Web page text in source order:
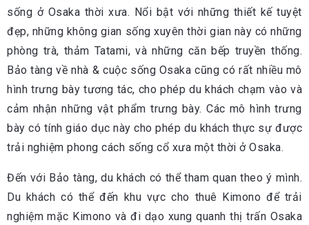
sống ở Osaka thời xưa. Nổi bật với những thiết kế tuyệt
đẹp, những không gian sống xuyên thời gian này có những
phòng trà, thảm Tatami, và những căn bếp truyền thống.
Bảo tàng về nhà & cuộc sống Osaka cũng có rất nhiều mô
hình trưng bày tương tác, cho phép du khách chạm vào và
cảm nhận những vật phẩm trưng bày. Các mô hình trưng
bày có tính giáo dục này cho phép du khách thực sự được
trải nghiệm phong cách sống cổ xưa một thời ở Osaka.
Đến với Bảo tàng, du khách có thể tham quan theo ý mình.
Du khách có thể đến khu vực cho thuê Kimono để trải
nghiệm mặc Kimono và đi dạo xung quanh thị trấn Osaka